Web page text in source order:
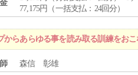
77,175円（一括支払：24回分）
らあらゆる事を読み取る訓練をおこ
森信 彰雄